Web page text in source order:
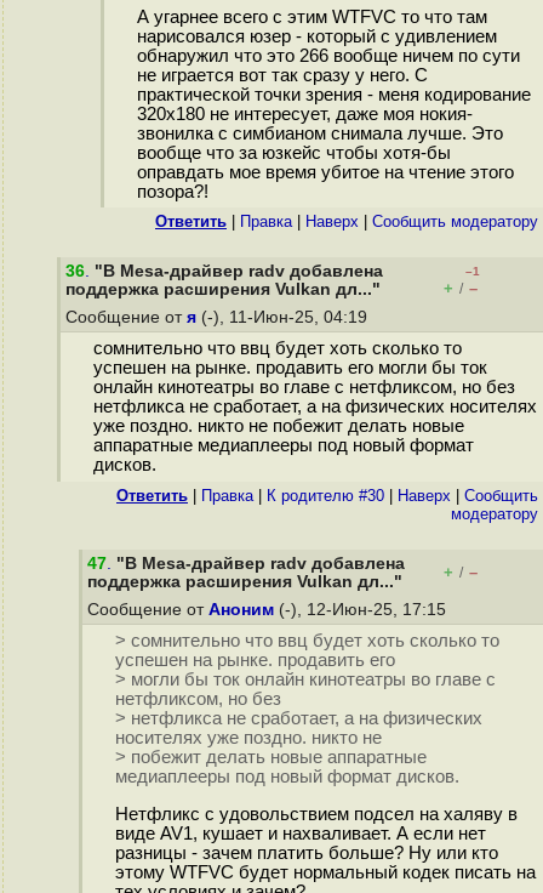
А угарнее всего с этим WTFVC то что там
нарисовался юзер - который с удивлением
обнаружил что это 266 вообще ничем по сути
не играется вот так сразу у него. С
практической точки зрения - меня кодирование
320x180 не интересует, даже моя нокия-
звонилка с симбианом снимала лучше. Это
вообще что за юзкейс чтобы хотя-бы
оправдать мое время убитое на чтение этого
позора?!
Ответить Правка| Наверх Cообщить модератору
36. "В Mesa-драйвер radv добавлена
поддержка расширения Vulkan дл..."
–1
+ / –
Сообщение от я (-), 11-Июн-25, 04:19
сомнительно что ввц будет хоть сколько то
успешен на рынке. продавить его могли бы ток
онлайн кинотеатры во главе с нетфликсом, но без
нетфликса не сработает, а на физических носителях
уже поздно. никто не побежит делать новые
аппаратные медиаплееры под новый формат
дисков.
Ответить Правка| К родителю #30 Наверх
Cообщить
модератору
47. "В Mesa-драйвер radv добавлена
поддержка расширения Vulkan дл..."
+ / –
Сообщение от Аноним (-), 12-Июн-25, 17:15
> сомнительно что ввц будет хоть сколько то
успешен на рынке. продавить его
> могли бы ток онлайн кинотеатры во главе с
нетфликсом, но без
> нетфликса не сработает, а на физических
носителях уже поздно. никто не
> побежит делать новые аппаратные
медиаплееры под новый формат дисков.
Нетфликс с удовольствием подсел на халяву в
виде AV1, кушает и нахваливает. А если нет
разницы - зачем платить больше? Ну или кто
этому WTFVC будет нормальный кодек писать на